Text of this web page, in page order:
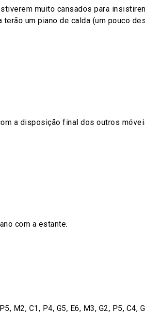
muito cansados para
terão um piano de calda (um pouco
a disposição final dos outros
com a estante.
M2, C1, P4, G5, E6, M3, G2, P5, C4,